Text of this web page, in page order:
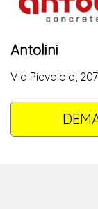
Antolini
Via Pievaiola,